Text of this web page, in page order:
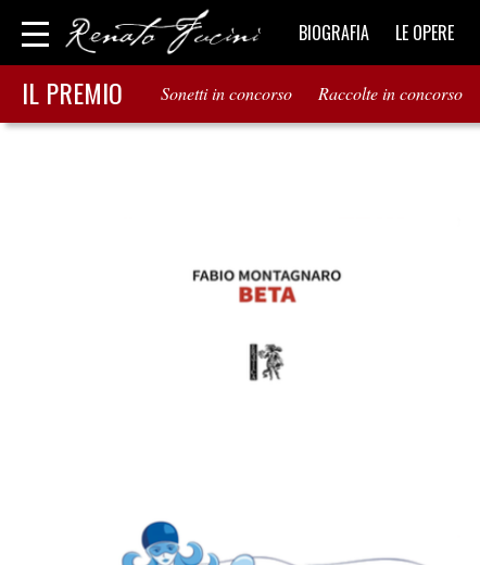
BIOGRAFIA LE OPERE
IL PREMIO Sonetti in concorso Raccolte in concorso